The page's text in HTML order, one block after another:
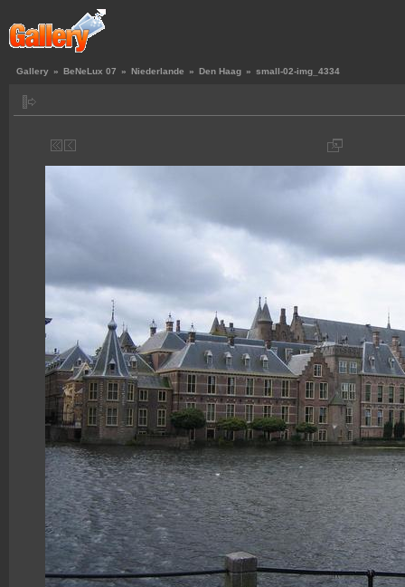
Gallery » BeNeLux 07 » Niederlande » Den Haag » small-02-img_4334